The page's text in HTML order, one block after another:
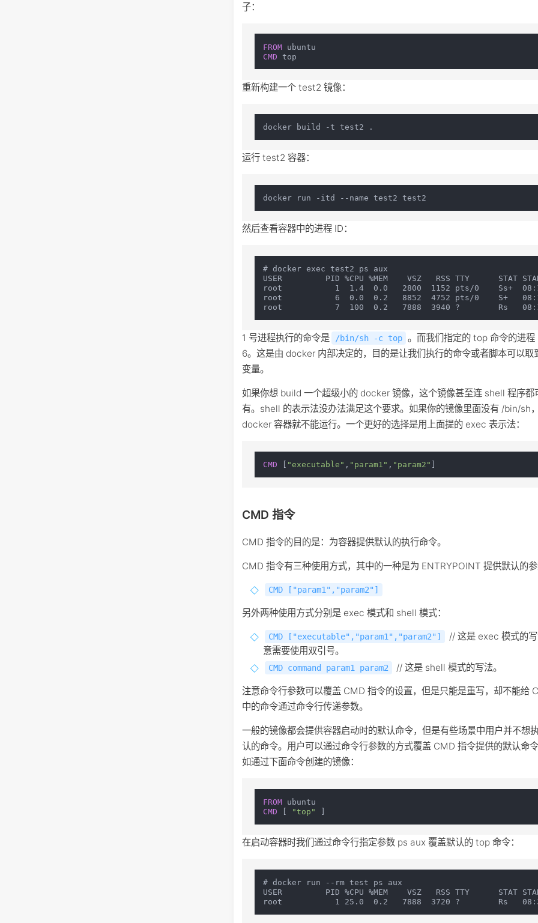
子：
FROM
CMD top
重新构建一个 test2 镜像：
运行 test2 容器：
然后查看容器中的进程 ID：
# docker exec test2 ps aux
USER         PID %CPU %MEM    VSZ   RSS TTY      STAT START
root           1  1.4  0.0   2800  1152 pts/0    Ss+
root           6  0.0  0.2   8852  4752 pts/0    S+
1 号进程执行的命令是 /bin/sh -c top 。而我们指定的 top 命令的进程
6。这是由 docker 内部决定的，目的是让我们执行的命令或者脚本可以取
变量。
如果你想 build 一个超级小的 docker 镜像，这个镜像甚至连 shell 程序都
有。shell 的表示法没办法满足这个要求。如果你的镜像里面没有 /bin/sh，
docker 容器就不能运行。一个更好的选择是用上面提的 exec 表示法：
CMD [ "executable" , "param1" , "param2" ]
CMD 指令
CMD 指令的目的是：为容器提供默认的执行命令。
CMD 指令有三种使用方式，其中的一种是为 ENTRYPOINT 提供默认的参
CMD ["param1","param2"]
另外两种使用方式分别是 exec 模式和 shell 模式：
CMD ["executable","param1","param2"]
// 这是 exec 模式的
意需要使用双引号。
CMD command param1 param2 // 这是 shell 模式的写法。
注意命令行参数可以覆盖 CMD 指令的设置，但是只能是重写，却不能给
中的命令通过命令行传递参数。
一般的镜像都会提供容器启动时的默认命令，但是有些场景中用户并不想
认的命令。用户可以通过命令行参数的方式覆盖 CMD 指令提供的默认命
如通过下面命令创建的镜像：
FROM
CMD [ "top" ]
在启动容器时我们通过命令行指定参数 ps aux 覆盖默认的 top 命令：
# docker run --rm test ps aux
USER         PID %CPU %MEM    VSZ   RSS TTY      STAT START